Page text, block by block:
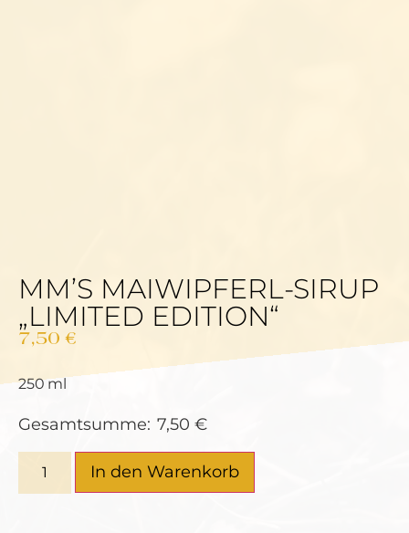
MM’S MAIWIPFERL-SIRUP
„LIMITED EDITION“
7,50 €
250 ml
Gesamtsumme: 7,50 €
In den Warenkorb